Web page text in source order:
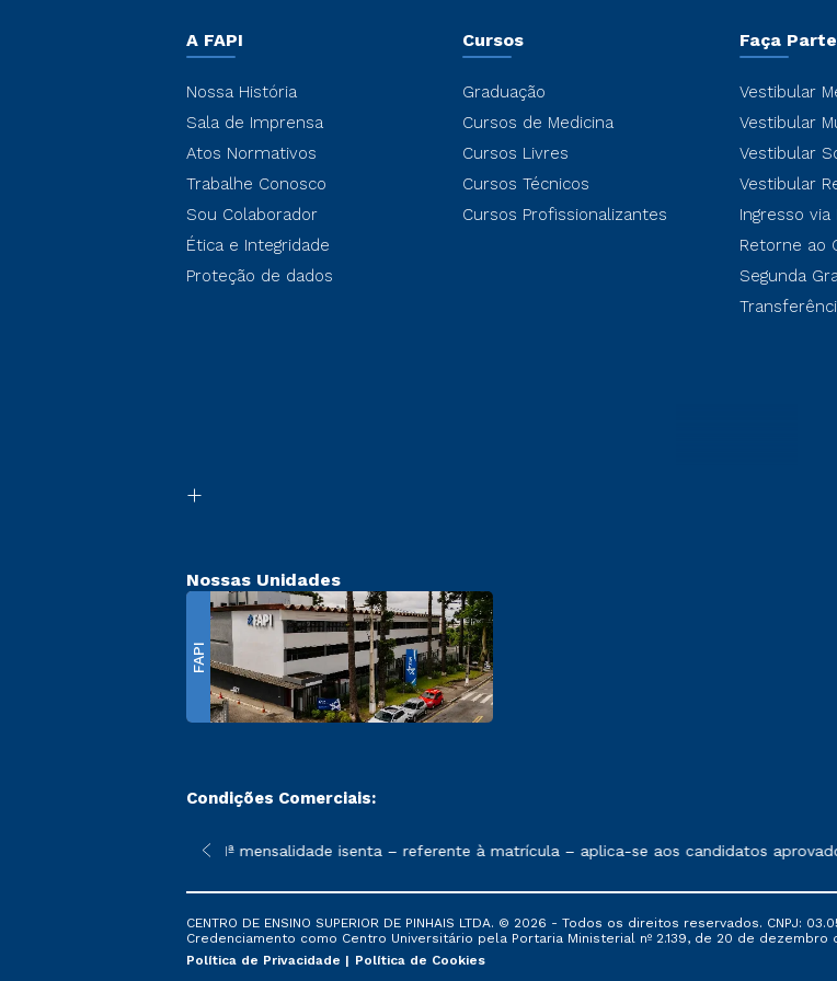
A FAPI
Nossa História
Sala de Imprensa
Atos Normativos
Trabalhe Conosco
Sou Colaborador
Ética e Integridade
Proteção de dados
Cursos
Graduação
Cursos de Medicina
Cursos Livres
Cursos Técnicos
Cursos Profissionalizantes
Faça Parte
Vestibular
Vestibular
Vestibular
Vestibular
Ingresso via
Retorne ao
Segunda
Nossas Unidades
FAPI
Condições Comerciais:
sofrer alterações nos períodos de rematrícula conforme exposto no contrato de prestação de
condição promocional de 1ª mensalidade isenta – referente à matrícula – aplica-se aos candidatos
CENTRO DE ENSINO SUPERIOR DE PINHAIS LTDA. © 2026 - Todos os direitos reservados. CNPJ:
Credenciamento como Centro Universitário pela Portaria Ministerial nº 2.139, de 20 de dezembro
Política de Privacidade
Política de Cookies